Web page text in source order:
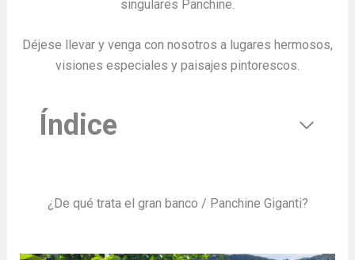
singulares Panchine.
Déjese llevar y venga con nosotros a lugares hermosos,
visiones especiales y paisajes pintorescos.
Índice
¿De qué trata el gran banco / Panchine Giganti?